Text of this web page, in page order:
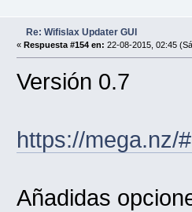
Re: Wifislax Updater GUI
« Respuesta #154 en: 22-08-2015, 02:45
Versión 0.7
https://mega.nz/
Añadidas